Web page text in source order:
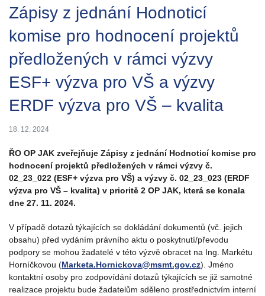
Zápisy z jednání Hodnoticí
komise pro hodnocení projektů
předložených v rámci výzvy
ESF+ výzva pro VŠ a výzvy
ERDF výzva pro VŠ – kvalita
18. 12. 2024
ŘO OP JAK zveřejňuje Zápisy z jednání Hodnoticí komise pro
hodnocení projektů předložených v rámci výzvy č.
02_23_022 (ESF+ výzva pro VŠ) a výzvy č. 02_23_023 (ERDF
výzva pro VŠ – kvalita) v prioritě 2 OP JAK, která se konala
dne 27. 11. 2024.
V případě dotazů týkajících se dokládání dokumentů (vč. jejich
obsahu) před vydáním právního aktu o poskytnutí/převodu
podpory se mohou žadatelé v této výzvě obracet na Ing. Markétu
Horníčkovou (Marketa.Hornickova@msmt.gov.cz). Jméno
kontaktní osoby pro zodpovídání dotazů týkajících se již samotné
realizace projektu bude žadatelům sděleno prostřednictvím interní